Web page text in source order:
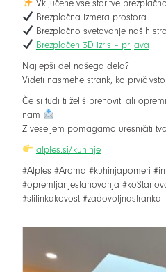
Vključene vse storitve
Brezplačna izmera prostora
Brezplačno svetovanje naših
Brezplačen 3D izris – prijava
Najlepši del našega dela?
Videti nasmehe strank, ko prvič
Če si tudi ti želiš prenoviti ali
nam
Z veseljem pomagamo uresničiti
alples.si/kuhinje
#Alples #Aroma #kuhinjapomeri
#opremljanjestanovanja
#stilinkakovost #zadovoljnastranka